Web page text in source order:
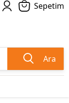
Sepetim
Ara